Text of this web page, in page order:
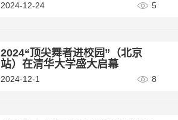
2024-12-24 5
2024“顶尖舞者进校园”（北京
站）在清华大学盛大启幕
2024-12-1 8